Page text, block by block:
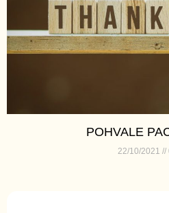
POHVALE
22/10/2021